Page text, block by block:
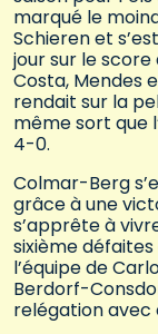
marqué le
Schieren et
jour sur le
Costa, Mendes
rendait sur la
même sort que
4-0.
Colmar-Berg
grâce à une
s’apprête à
sixième
l’équipe de
Berdorf-
relégation